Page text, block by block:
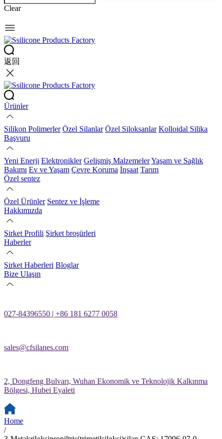
Clear
返回
Ürünler
Silikon Polimerler Özel Silanlar Özel Siloksanlar Kolloidal Silika
Başvuru
Yeni Enerji Elektronikler Gelişmiş MalzemelerYaşam ve Sağlık
Bakımı Ev ve Yaşam Çevre Koruma İnşaat Tarım
Özel sentez
Özel Ürünler Sentez ve İşleme
Hakkımızda
Şirket Profili Şirket broşürleri
Haberler
Şirket Haberleri Bloglar
Bize Ulaşın
027-84396550 | +86 181 6277 0058
sales@cfsilanes.com
2, Dongfeng Bulvarı, Wuhan Ekonomik ve Teknolojik Kalkınma
Bölgesi, Hubei Eyaleti
Home
/